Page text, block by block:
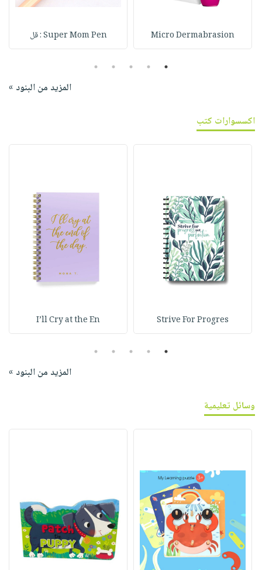
Micro Dermabrasion Super Mom Pen : قل
1
2
3
4
5
المزيد من البنود »
اكسسوارات كتب
Strive For Progres
I’ll Cry at the En
1
2
3
4
5
المزيد من البنود »
وسائل تعليمية